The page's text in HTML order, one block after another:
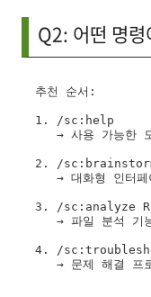
Q2: 어떤 명
추천 순서:
1. /sc:help
2. /sc:brainstorm
3. /sc:analyze
4. /